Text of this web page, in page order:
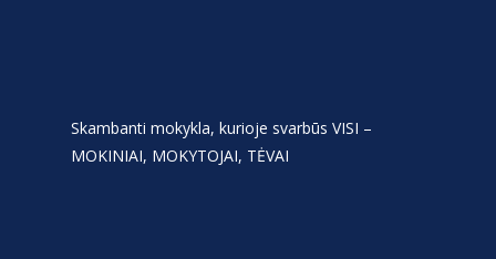
Skambanti mokykla, kurioje svarbūs VISI –
MOKINIAI, MOKYTOJAI, TĖVAI